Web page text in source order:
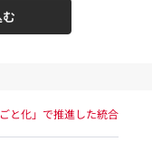
と化」で推進した統合